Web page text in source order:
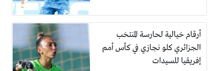
أرقام خيالية لحارسة المنتخب
الجزائري كلو نجازي في كأس أمم
إفريقيا للسيدات